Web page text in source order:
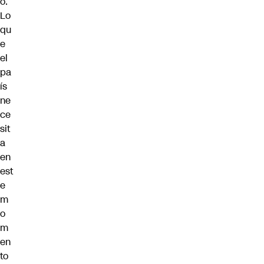
Lo
qu
e
el
pa
ís
ne
ce
sit
a
en
est
e
m
o
m
en
to